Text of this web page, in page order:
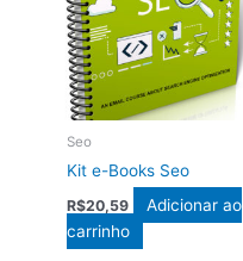
Seo
Kit e-Books Seo
R$20,59
Adicionar ao
carrinho